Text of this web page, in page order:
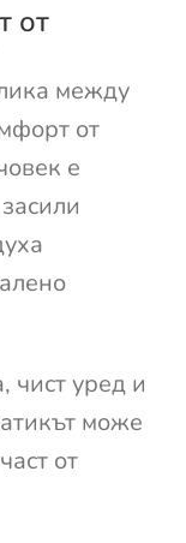
от
между
от
е
чист уред и
може
от